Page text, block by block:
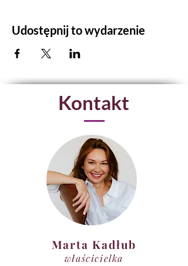
Udostępnij to wydarzenie
Kontakt
Marta Kadłub
właścicielka